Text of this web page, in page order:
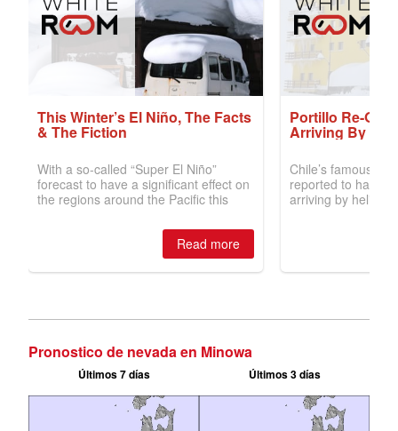
Pronostico de nevada en Minowa
Últimos 7 días Últimos 3 días